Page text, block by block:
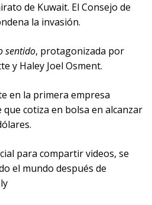
de Kuwait. El Consejo de
la invasión.
sentido, protagonizada por
y Haley Joel Osment.
en la primera empresa
cotiza en bolsa en alcanzar
para compartir videos, se
el mundo después de